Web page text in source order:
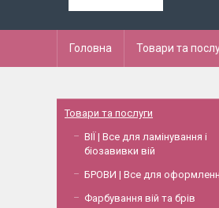
Головна Товари та
Товари та послуги
ВІЇ | Все для ламінування і
біозавивки вій
БРОВИ | Все для
Фарбування вій та брів